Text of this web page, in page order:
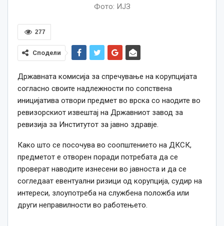
Фото: ИЈЗ
277
Сподели
Државната комисија за спречување на корупцијата
согласно своите надлежности по сопствена
иницијатива отвори предмет во врска со наодите во
ревизорскиот извештај на Државниот завод за
ревизија за Институтот за јавно здравје.
Како што се посочува во соопштението на ДКСК,
предметот е отворен поради потребата да се
проверат наводите изнесени во јавноста и да се
согледаат евентуални ризици од корупција, судир на
интереси, злоупотреба на службена положба или
други неправилности во работењето.